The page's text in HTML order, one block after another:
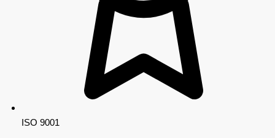
ISO 9001